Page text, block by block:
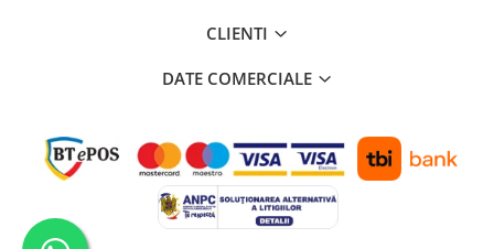
Scule sistem franare
Scule speciale
Scule suspensie
CLIENTI
DATE COMERCIALE